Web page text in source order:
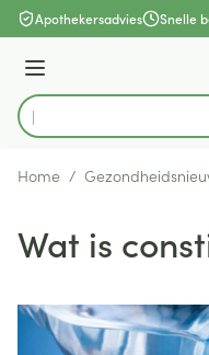
Ga naar de inhoud
Apothekersadvies Snelle
Menu
Product, merk,
Home /
Wat is